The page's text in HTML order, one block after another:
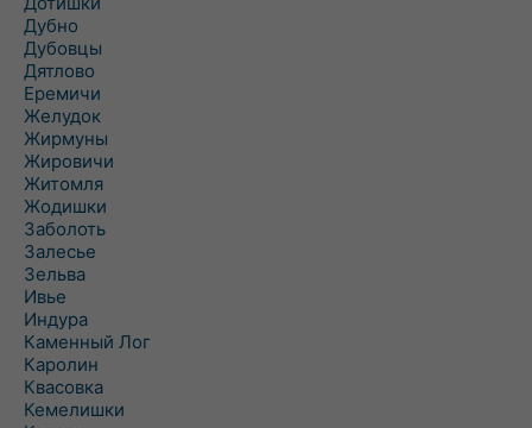
Дубно
Дубовцы
Дятлово
Еремичи
Желудок
Жирмуны
Жировичи
Житомля
Жодишки
Заболоть
Залесье
Зельва
Ивье
Индура
Каменный Лог
Каролин
Квасовка
Кемелишки